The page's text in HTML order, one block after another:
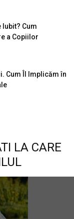
Iubit? Cum
a Copiilor
Cum Îl Implicăm în
LA CARE